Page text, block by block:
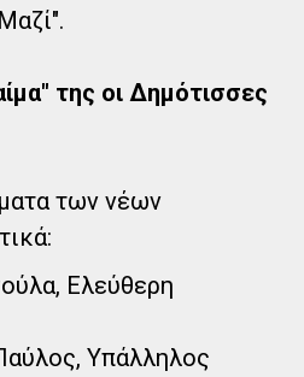
της οι Δημότισσες
των νέων
Ελεύθερη
Υπάλληλος